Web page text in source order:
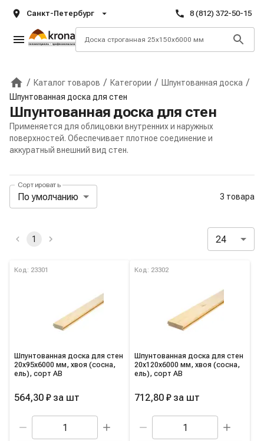
Санкт-Петербург 8 (812) 372-50-15
Главная
/ Каталог товаров / Категории / Шпунтованная доска /
Шпунтованная доска для стен
Шпунтованная доска для стен
Применяется для облицовки внутренних и наружных
поверхностей. Обеспечивает плотное соединение и
аккуратный внешний вид стен.
Панель сортировки и
Сортировать
По умолчанию 3 товара
Активные и избранные фильтры
1 24
Список товаров категории
Код: 23301
Шпунтованная доска для стен
20х95х6000 мм, хвоя (сосна,
ель), сорт AB
564,30 ₽ за шт
Код: 23302
Шпунтованная доска для стен
20х120х6000 мм, хвоя (сосна,
ель), сорт AB
712,80 ₽ за шт